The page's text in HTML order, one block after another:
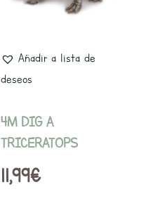
Añadir a lista de
deseos
4M DIG A
TRICERATOPS
11,99€